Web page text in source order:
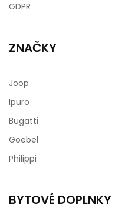
GDPR
ZNAČKY
Joop
Ipuro
Bugatti
Goebel
Philippi
BYTOVÉ DOPLNKY